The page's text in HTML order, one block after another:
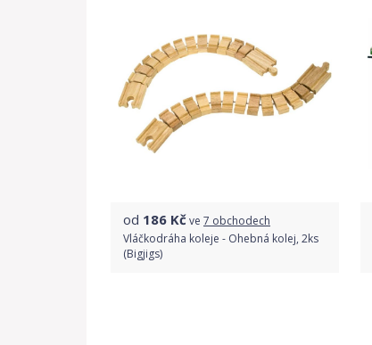
od 186 Kčve 7 obchodech
Vláčkodráha koleje - Ohebná kolej, 2ks
(Bigjigs)